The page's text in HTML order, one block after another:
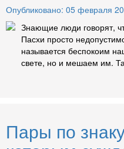
Опубликовано: 05 февраля
Знающие люди говорят,
Пасхи просто
называется беспокоим
свете, но и мешаем им.
Пары по